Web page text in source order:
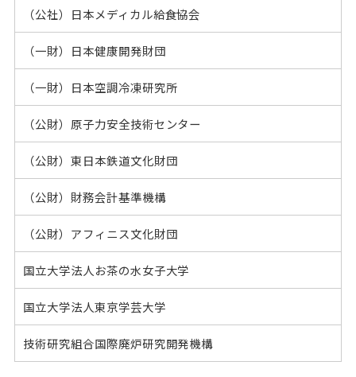
（公社）日本メディカル給食協会
（一財）日本健康開発財団
（一財）日本空調冷凍研究所
（公財）原子力安全技術センター
（公財）東日本鉄道文化財団
（公財）財務会計基準機構
（公財）アフィニス文化財団
国立大学法人お茶の水女子大学
国立大学法人東京学芸大学
技術研究組合国際廃炉研究開発機構